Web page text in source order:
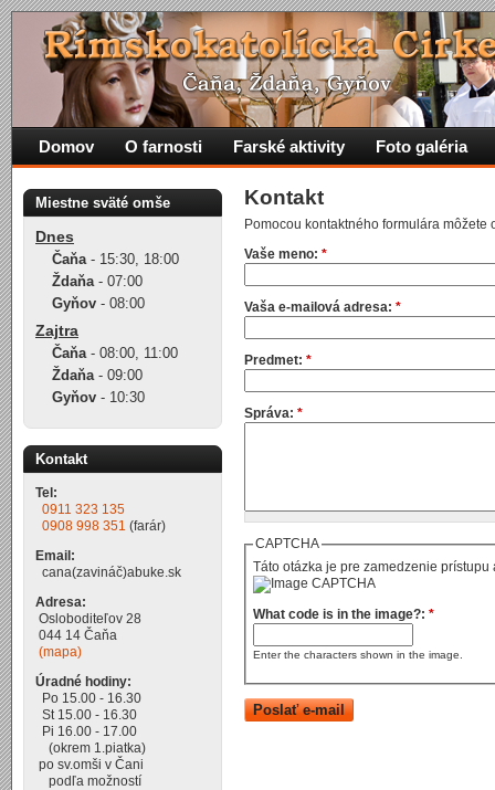
Kontakt
Pomocou kontaktného formulára
Vaše meno: *
Vaša e-mailová adresa: *
Predmet: *
Správa: *
CAPTCHA
Táto otázka je pre zamedzenie
What code is in the image?: *
Enter the characters shown in the image.
Domov O farnosti Farské aktivity Foto galéria
Miestne sväté omše
Dnes
Čaňa- 15:30, 18:00
Ždaňa- 07:00
Gyňov - 08:00
Zajtra
Čaňa- 08:00, 11:00
Ždaňa- 09:00
Gyňov - 10:30
Kontakt
Tel:
0911 323 135
0908 998 351 (farár)
Email:
cana(zavináč)abuke.sk
Adresa:
Osloboditeľov 28
044 14 Čaňa
(mapa)
Úradné hodiny:
Po 15.00 - 16.30
St 15.00 - 16.30
Pi 16.00 - 17.00
(okrem 1.piatka)
po sv.omši v Čani
podľa možností